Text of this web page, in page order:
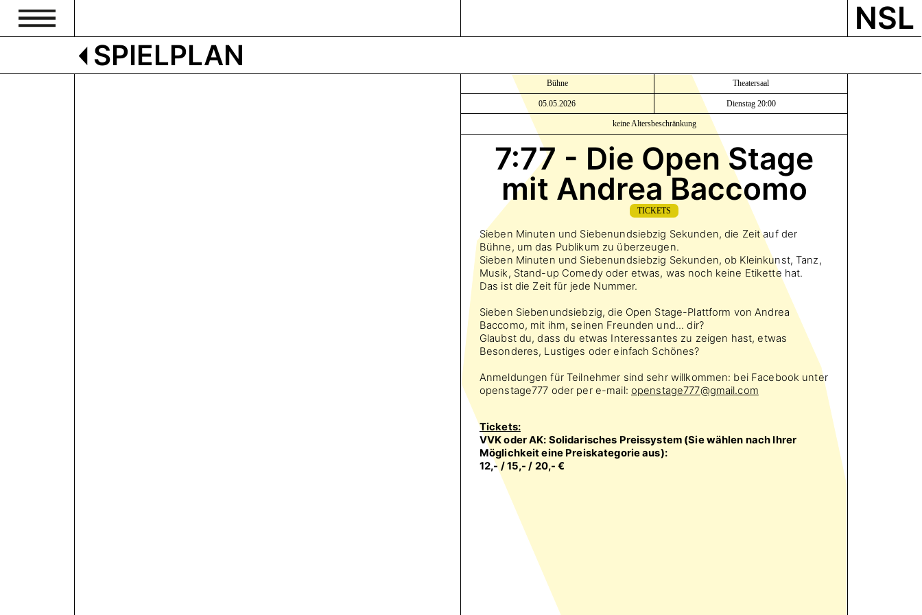
NSL
SPIELPLAN
Bühne Theatersaal
05.05.2026 Dienstag 20:00
keine Altersbeschränkung
7:77 - Die Open Stage
mit Andrea Baccomo
TICKETS
Sieben Minuten und Siebenundsiebzig Sekunden, die Zeit auf der
Bühne, um das Publikum zu überzeugen.
Sieben Minuten und Siebenundsiebzig Sekunden, ob Kleinkunst, Tanz,
Musik, Stand-up Comedy oder etwas, was noch keine Etikette hat.
Das ist die Zeit für jede Nummer.
Sieben Siebenundsiebzig, die Open Stage-Plattform von Andrea
Baccomo, mit ihm, seinen Freunden und... dir?
Glaubst du, dass du etwas Interessantes zu zeigen hast, etwas
Besonderes, Lustiges oder einfach Schönes?
Anmeldungen für Teilnehmer sind sehr willkommen: bei Facebook unter
openstage777 oder per e-mail: openstage777@gmail.com
Tickets:
VVK oder AK: Solidarisches Preissystem (Sie wählen nach Ihrer
Möglichkeit eine Preiskategorie aus):
12,- / 15,- / 20,- €